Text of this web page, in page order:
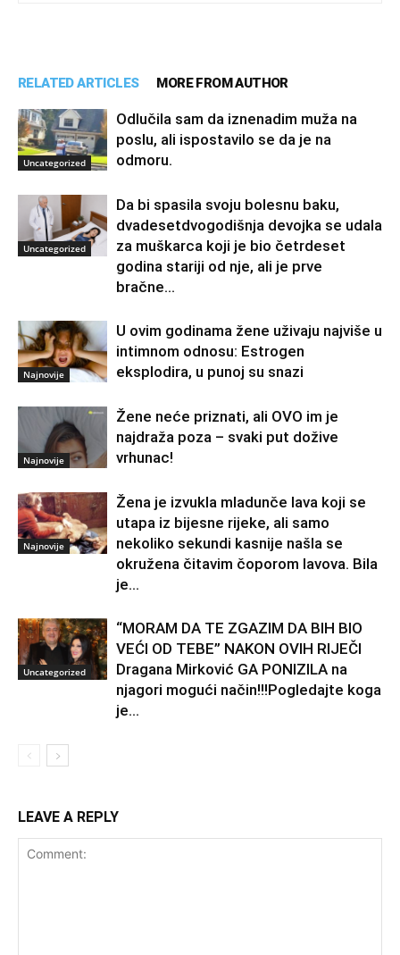
RELATED ARTICLES MORE FROM AUTHOR
Uncategorized
Odlučila sam da iznenadim muža na
poslu, ali ispostavilo se da je na
odmoru.
Uncategorized
Da bi spasila svoju bolesnu baku,
dvadesetdvogodišnja devojka se udala
za muškarca koji je bio četrdeset
godina stariji od nje, ali je prve
bračne...
Najnovije
U ovim godinama žene uživaju najviše u
intimnom odnosu: Estrogen
eksplodira, u punoj su snazi
Najnovije
Žene neće priznati, ali OVO im je
najdraža poza – svaki put dožive
vrhunac!
Najnovije
Žena je izvukla mladunče lava koji se
utapa iz bijesne rijeke, ali samo
nekoliko sekundi kasnije našla se
okružena čitavim čoporom lavova. Bila
je...
Uncategorized
“MORAM DA TE ZGAZIM DA BIH BIO
VEĆI OD TEBE” NAKON OVIH RIJEČI
Dragana Mirković GA PONIZILA na
njagori mogući način!!!Pogledajte koga
je...
LEAVE A REPLY